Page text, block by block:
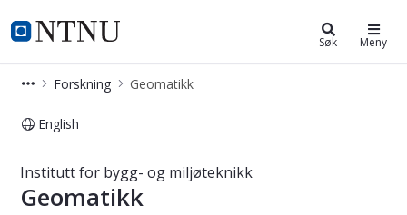
NTNU Hjemmeside
Institutt for bygg- og miljøteknikk
Søk Meny
Forskning Geomatikk
English
Institutt for bygg- og miljøteknikk
Geomatikk